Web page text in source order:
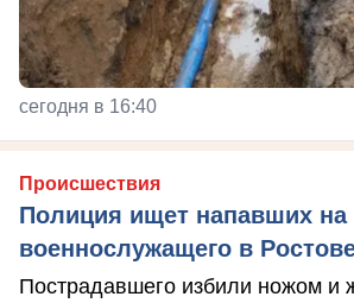
сегодня в 16:40
Происшествия
Полиция ищет напавших на
военнослужащего в
Пострадавшего избили ножом и